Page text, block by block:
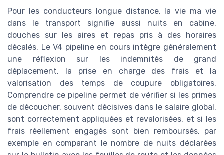
Pour les conducteurs longue distance, la vie ma vie
dans le transport signifie aussi nuits en cabine,
douches sur les aires et repas pris à des horaires
décalés. Le V4 pipeline en cours intègre généralement
une réflexion sur les indemnités de grand
déplacement, la prise en charge des frais et la
valorisation des temps de coupure obligatoires.
Comprendre ce pipeline permet de vérifier si les primes
de découcher, souvent décisives dans le salaire global,
sont correctement appliquées et revalorisées, et si les
frais réellement engagés sont bien remboursés, par
exemple en comparant le nombre de nuits déclarées